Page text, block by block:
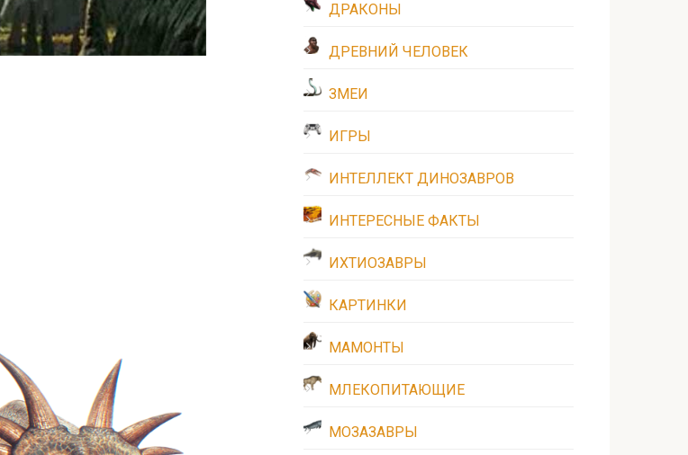
ДРАКОНЫ
ДРЕВНИЙ ЧЕЛОВЕК
ЗМЕИ
ИГРЫ
ИНТЕЛЛЕКТ ДИНОЗАВРОВ
ИНТЕРЕСНЫЕ ФАКТЫ
ИХТИОЗАВРЫ
КАРТИНКИ
МАМОНТЫ
МЛЕКОПИТАЮЩИЕ
МОЗАЗАВРЫ